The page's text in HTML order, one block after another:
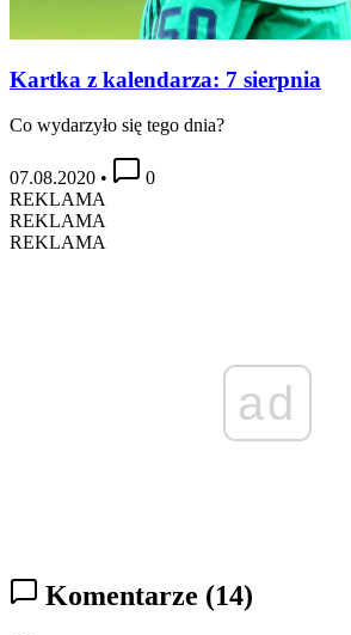
Kartka z kalendarza: 7 sierpnia
Co wydarzyło się tego dnia?
07.08.2020 •
0
REKLAMA
REKLAMA
REKLAMA
ad
Komentarze (14)